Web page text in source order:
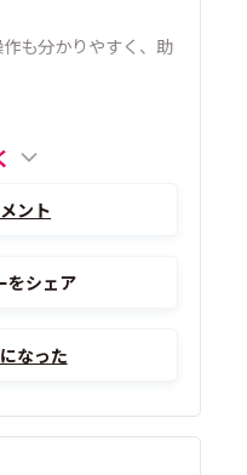
も分かりやすく、助
ント
をシェア
なった